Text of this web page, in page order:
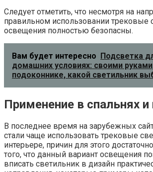
Следует отметить, что несмотря на
правильном использовании трековые
освещения полностью безопасны.
Вам будет интересно Подсветка
домашних условиях: своими
подоконнике, какой светильник
Применение в спальнях и
В последнее время на зарубежных
стали чаще использовать трековые
интерьере, причин для этого
того, что данный вариант освещения
вписать светильник в дизайн